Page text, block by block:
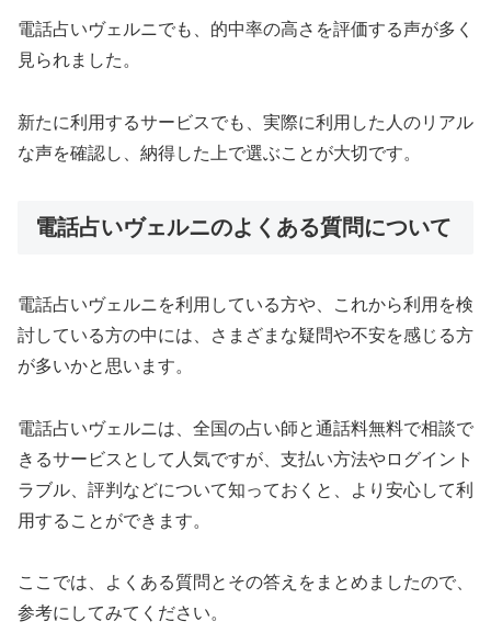
電話占いヴェルニでも、的中率の高さを評価する声が多く
見られました。
新たに利用するサービスでも、実際に利用した人のリアル
な声を確認し、納得した上で選ぶことが大切です。
電話占いヴェルニのよくある質問について
電話占いヴェルニを利用している方や、これから利用を検
討している方の中には、さまざまな疑問や不安を感じる方
が多いかと思います。
電話占いヴェルニは、全国の占い師と通話料無料で相談で
きるサービスとして人気ですが、支払い方法やログイント
ラブル、評判などについて知っておくと、より安心して利
用することができます。
ここでは、よくある質問とその答えをまとめましたので、
参考にしてみてください。